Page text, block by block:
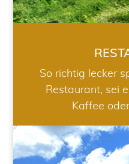
So richtig lecker
Restaurant, sei
Kaffee